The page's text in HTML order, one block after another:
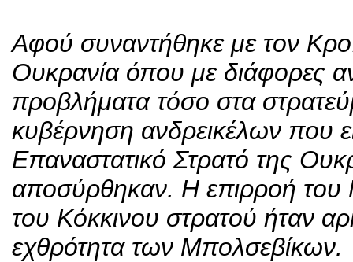
Αφού συναντήθηκε με τον
Ουκρανία όπου με διάφορες
προβλήματα τόσο στα
κυβέρνηση ανδρεικέλων που
Επαναστατικό Στρατό της
αποσύρθηκαν. Η επιρροή του
του Κόκκινου στρατού ήταν
εχθρότητα των Μπολσεβίκων.